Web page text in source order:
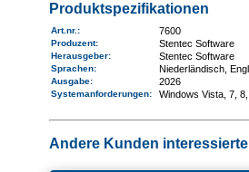
Produktspezifikationen
Art.nr. : 7600
Produzent: Stentec Software
Herausgeber: Stentec Software
Sprachen: Niederländisch,
Ausgabe: 2026
Systemanforderungen: Windows Vista, 7,
Andere Kunden